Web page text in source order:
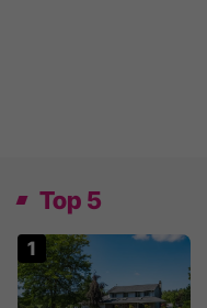
Top 5